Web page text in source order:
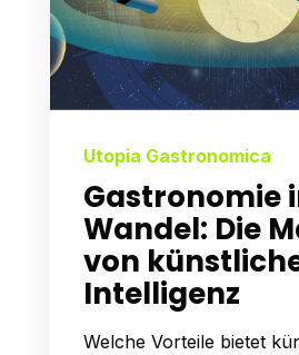
Utopia Gastronomica
Gastronomie
Wandel: Die
von
Intelligenz
Welche Vorteile bietet